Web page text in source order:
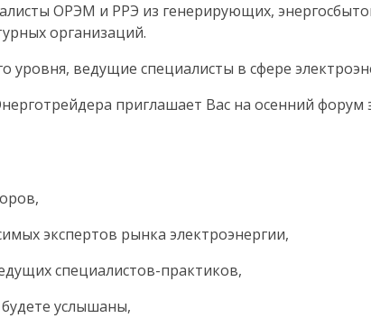
ОРЭМ и РРЭ из генерирующих,
организаций.
уровня, ведущие специалисты в сфере
приглашает Вас на осенний форум
,
экспертов рынка электроэнергии,
специалистов-практиков,
услышаны,